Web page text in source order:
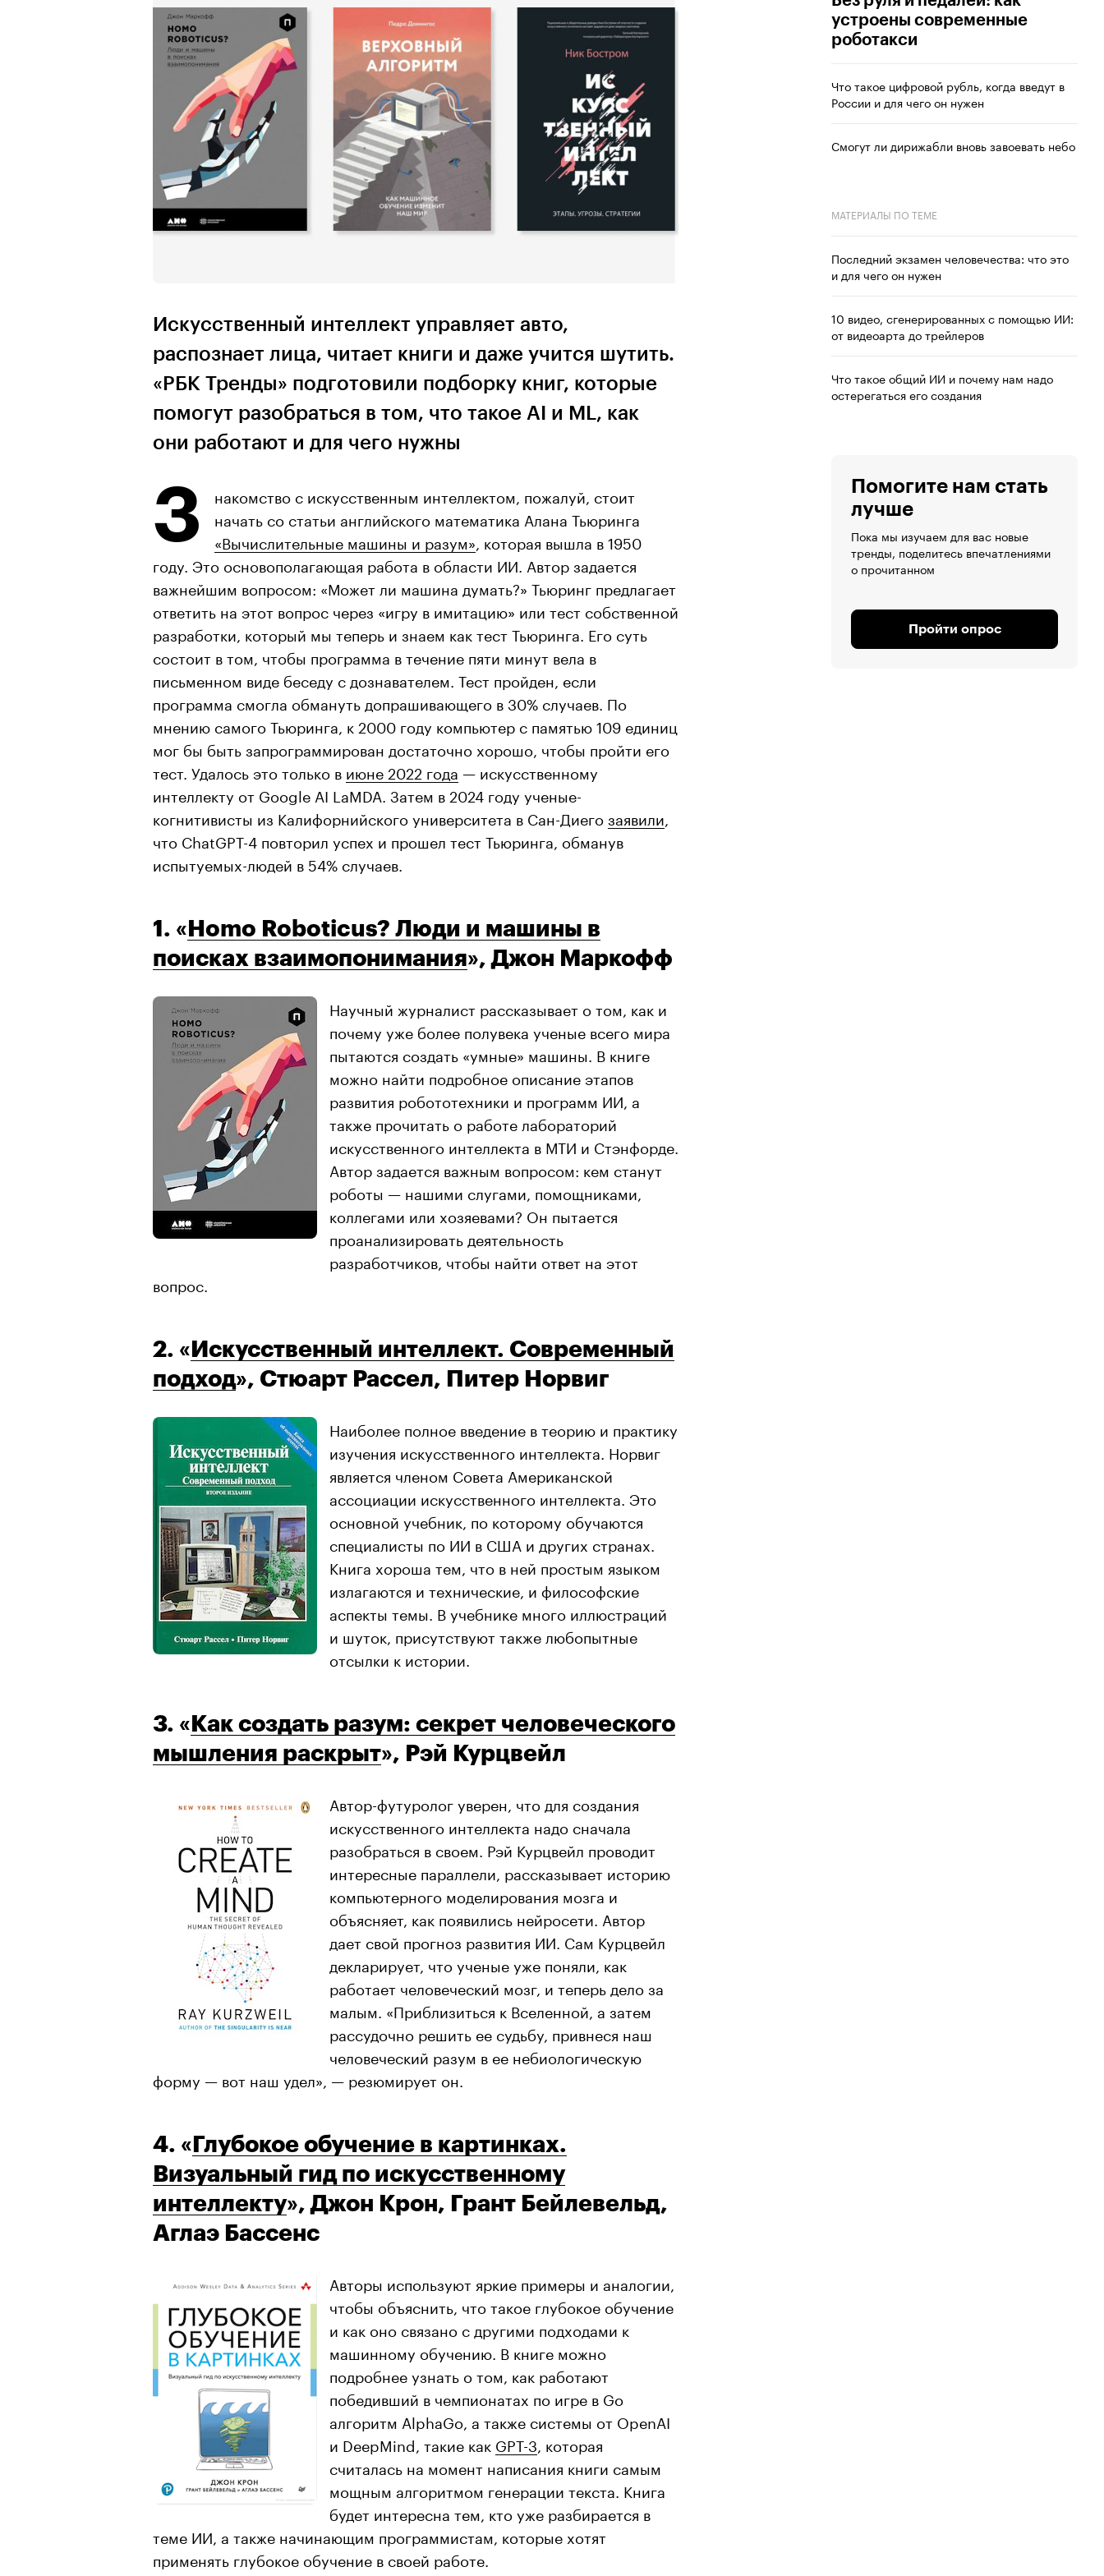
Искусственный интеллект управляет авто,
распознает лица, читает книги и даже учится шутить.
«РБК Тренды» подготовили подборку книг, которые
помогут разобраться в том, что такое AI и ML, как
они работают и для чего нужны
З
накомство с искусственным интеллектом, пожалуй, стоит
начать со статьи английского математика Алана Тьюринга
«Вычислительные машины и разум» , которая вышла в 1950
году. Это основополагающая работа в области ИИ. Автор задается
важнейшим вопросом: «Может ли машина думать?» Тьюринг предлагает
ответить на этот вопрос через «игру в имитацию» или тест собственной
разработки, который мы теперь и знаем как тест Тьюринга. Его суть
состоит в том, чтобы программа в течение пяти минут вела в
письменном виде беседу с дознавателем. Тест пройден, если
программа смогла обмануть допрашивающего в 30% случаев. По
мнению самого Тьюринга, к 2000 году компьютер с памятью 109 единиц
мог бы быть запрограммирован достаточно хорошо, чтобы пройти его
тест. Удалось это только в июне 2022 года — искусственному
интеллекту от Google AI LaMDA. Затем в 2024 году ученые-
когнитивисты из Калифорнийского университета в Сан-Диегозаявили
что ChatGPT-4 повторил успех и прошел тест Тьюринга, обманув
испытуемых-людей в 54% случаев.
1. « Homo Roboticus? Люди и машины в
поисках взаимопонимания», Джон Маркофф
Научный журналист рассказывает о том, как и
почему уже более полувека ученые всего мира
пытаются создать «умные» машины. В книге
можно найти подробное описание этапов
развития робототехники и программ ИИ, а
также прочитать о работе лабораторий
искусственного интеллекта в МТИ и Стэнфорде.
Автор задается важным вопросом: кем станут
роботы — нашими слугами, помощниками,
коллегами или хозяевами? Он пытается
проанализировать деятельность
разработчиков, чтобы найти ответ на этот
вопрос.
2. « Искусственный интеллект. Современный
подход», Стюарт Рассел, Питер Норвиг
Наиболее полное введение в теорию и практику
изучения искусственного интеллекта. Норвиг
является членом Совета Американской
ассоциации искусственного интеллекта. Это
основной учебник, по которому обучаются
специалисты по ИИ в США и других странах.
Книга хороша тем, что в ней простым языком
излагаются и технические, и философские
аспекты темы. В учебнике много иллюстраций
и шуток, присутствуют также любопытные
отсылки к истории.
3. « Как создать разум: секрет человеческого
мышления раскрыт», Рэй Курцвейл
Автор-футуролог уверен, что для создания
искусственного интеллекта надо сначала
разобраться в своем. Рэй Курцвейл проводит
интересные параллели, рассказывает историю
компьютерного моделирования мозга и
объясняет, как появились нейросети. Автор
дает свой прогноз развития ИИ. Сам Курцвейл
декларирует, что ученые уже поняли, как
работает человеческий мозг, и теперь дело за
малым. «Приблизиться к Вселенной, а затем
рассудочно решить ее судьбу, привнеся наш
человеческий разум в ее небиологическую
форму — вот наш удел», — резюмирует он.
4. « Глубокое обучение в картинках.
Визуальный гид по искусственному
интеллекту», Джон Крон, Грант Бейлевельд,
Аглаэ Бассенс
Авторы используют яркие примеры и аналогии,
чтобы объяснить, что такое глубокое обучение
и как оно связано с другими подходами к
машинному обучению. В книге можно
подробнее узнать о том, как работают
победивший в чемпионатах по игре в Go
алгоритм AlphaGo, а также системы от OpenAI
и DeepMind, такие как GPT-3 , которая
считалась на момент написания книги самым
мощным алгоритмом генерации текста. Книга
будет интересна тем, кто уже разбирается в
теме ИИ, а также начинающим программистам, которые хотят
применять глубокое обучение в своей работе.
устроены современные
роботакси
Что такое цифровой рубль, когда введут в
России и для чего он нужен
Смогут ли дирижабли вновь завоевать небо
МАТЕРИАЛЫ ПО ТЕМЕ
Последний экзамен человечества: что это
и для чего он нужен
10 видео, сгенерированных с помощью ИИ:
от видеоарта до трейлеров
Что такое общий ИИ и почему нам надо
остерегаться его создания
Помогите нам стать
лучше
Пока мы изучаем для вас новые
тренды, поделитесь впечатлениями
о прочитанном
Пройти опрос